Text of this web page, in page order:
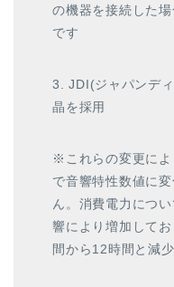
の機器を接続した
です
3. JDI(ジャパンデ
晶を採用
※これらの変更によ
で音響特性数値に
ん。消費電力につ
響により増加して
間から12時間と減